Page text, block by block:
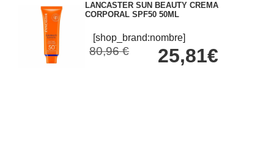
LANCASTER SUN BEAUTY CREMA
CORPORAL SPF50 50ML
[shop_brand:nombre]
80,96 € 25,81€